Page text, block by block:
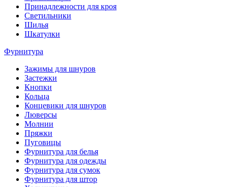
Принадлежности для кроя
Светильники
Шилья
Шкатулки
Фурнитура
Зажимы для шнуров
Застежки
Кнопки
Кольца
Концевики для шнуров
Люверсы
Молнии
Пряжки
Пуговицы
Фурнитура для белья
Фурнитура для одежды
Фурнитура для сумок
Фурнитура для штор